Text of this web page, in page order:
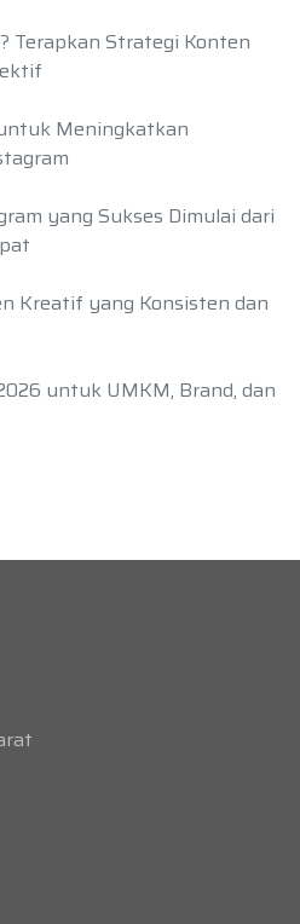
Terapkan Strategi Konten
Meningkatkan
yang Sukses Dimulai dari
Kreatif yang Konsisten dan
untuk UMKM, Brand, dan